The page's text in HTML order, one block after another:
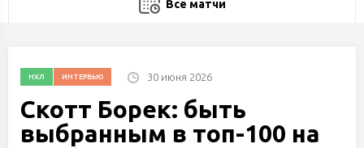
Все матчи
НХЛ ИНТЕРВЬЮ 30 июня 2026
Скотт Борек: быть
выбранным в топ-100 на